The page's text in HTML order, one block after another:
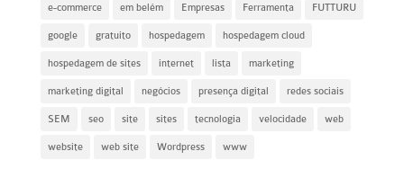
e-commerce em belém Empresas Ferramenta FUTTURU
google gratuito hospedagem hospedagem cloud
hospedagem de sites internet lista marketing
marketing digital negócios presença digital redes sociais
SEM seo site sites tecnologia velocidade web
website web site Wordpress www